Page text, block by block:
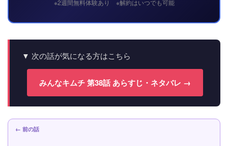
※2週間無料体験あり ※解約はいつでも可能
▼ 次の話が気になる方はこちら
みんなキムチ 第38話 あらすじ・ネタバレ →
← 前の話